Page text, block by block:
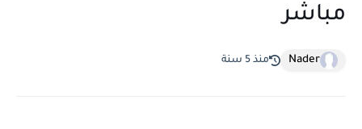
مباشر
Nader منذ 5 سنة